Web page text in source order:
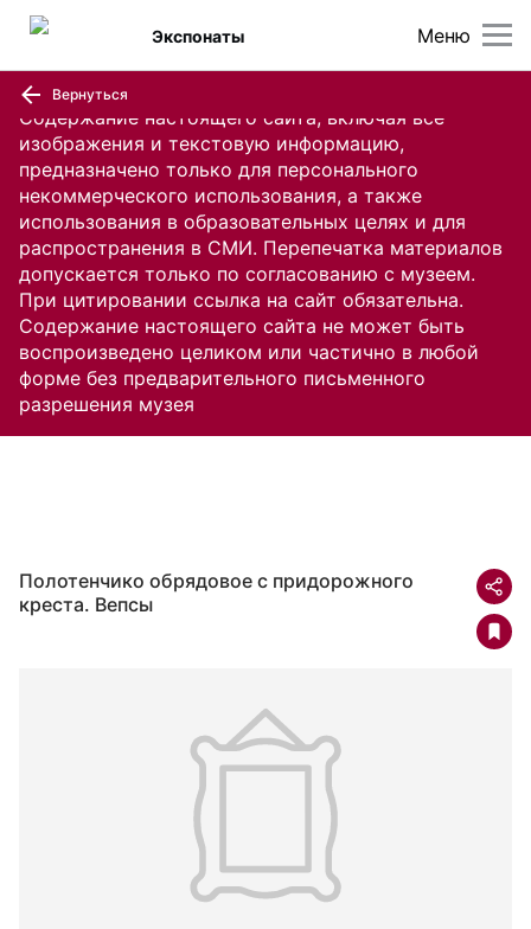
Содержание настоящего сайта, включая все
изображения и текстовую информацию,
предназначено только для персонального
некоммерческого использования, а также
использования в образовательных целях и для
распространения в СМИ. Перепечатка материалов
допускается только по согласованию с музеем.
При цитировании ссылка на сайт обязательна.
Содержание настоящего сайта не может быть
воспроизведено целиком или частично в любой
форме без предварительного письменного
разрешения музея
Меню
Экспонаты
Вернуться
Полотенчико обрядовое с придорожного
креста. Вепсы